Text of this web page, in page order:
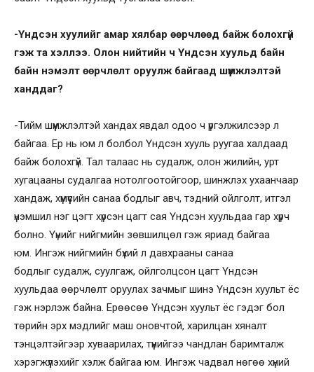
-Үндсэн хуулийг амар хялбар өөрчлөөд байж болохгүй
гэж та хэллээ. Олон нийтийн ч Үндсэн хуульд байн
байн нэмэлт өөрчлөлт оруулж байгаад шүүмжлэлтэй
ханддаг?
-Тийм шүүмжлэлтэй хандах явдал одоо ч үргэлжилсээр л
байгаа. Ер нь юм л болбол Үндсэн хууль руугаа халдаад
байж болохгүй. Тал талаас нь судалж, олон жилийн, урт
хугацааны судалгаа нотолгоотойгоор, шинжлэх ухаанчаар
хандаж, хүмүүсийн санаа бодлыг авч, тэдний ойлголт, итгэл
үнэмшил нэг цэгт хүрсэн цагт сая Үндсэн хуульдаа гар хүрч
болно. Үүнийг нийгмийн зөвшилцөл гэж яриад байгаа
юм. Ингэж нийгмийн бүхий л давхрааны санаа
бодлыг судалж, суулгаж, ойлголцсон цагт Үндсэн
хуульдаа өөрчлөлт оруулах зачмыг шинэ Үндсэн хуульт ёс
гэж нэрлэж байна. Ерөөсөө Үндсэн хуульт ёс гэдэг бол
төрийн эрх мэдлийг маш оновчтой, харилцан хяналт
тэнцэлтэйгээр хуваарилах, түүнийгээ чандлан баримталж
хэрэгжүүлэхийг хэлж байгаа юм. Ингэж чадвал нөгөө хүний